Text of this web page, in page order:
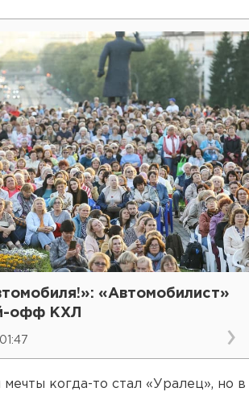
«Автомобилист»
офф КХЛ
когда-то стал «Уралец», но в